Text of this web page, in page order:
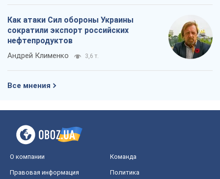
Как атаки Сил обороны Украины
сократили экспорт российских
нефтепродуктов
Андрей Клименко 3,6 т.
Все мнения
О компании Команда
Правовая информация
Политика